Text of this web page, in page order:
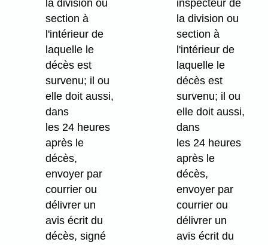
la division ou
section à
l'intérieur de
laquelle le
décès est
survenu; il ou
elle doit aussi,
dans
les 24 heures
après le
décès,
envoyer par
courrier ou
délivrer un
avis écrit du
décès, signé
inspecteur de
la division ou
section à
l'intérieur de
laquelle le
décès est
survenu; il ou
elle doit aussi,
dans
les 24 heures
après le
décès,
envoyer par
courrier ou
délivrer un
avis écrit du